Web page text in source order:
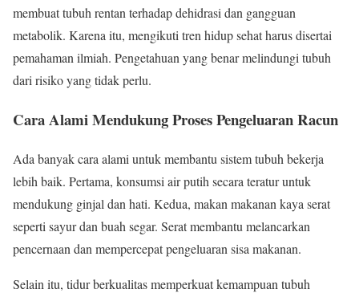
membuat tubuh rentan terhadap dehidrasi dan gangguan
metabolik. Karena itu, mengikuti tren hidup sehat harus disertai
pemahaman ilmiah. Pengetahuan yang benar melindungi tubuh
dari risiko yang tidak perlu.
Cara Alami Mendukung Proses Pengeluaran Racun
Ada banyak cara alami untuk membantu sistem tubuh bekerja
lebih baik. Pertama, konsumsi air putih secara teratur untuk
mendukung ginjal dan hati. Kedua, makan makanan kaya serat
seperti sayur dan buah segar. Serat membantu melancarkan
pencernaan dan mempercepat pengeluaran sisa makanan.
Selain itu, tidur berkualitas memperkuat kemampuan tubuh